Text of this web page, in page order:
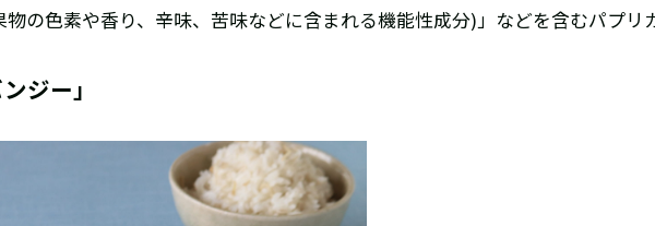
の色素や香り、辛味、苦味などに含まれる機能性成分)」などを含むパプリ
ジー」